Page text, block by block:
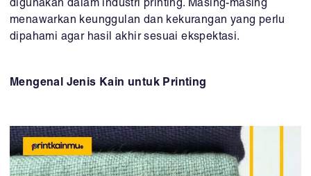
digunakan dalam industri printing. Masing-masing
menawarkan keunggulan dan kekurangan yang perlu
dipahami agar hasil akhir sesuai ekspektasi.
Mengenal Jenis Kain untuk Printing